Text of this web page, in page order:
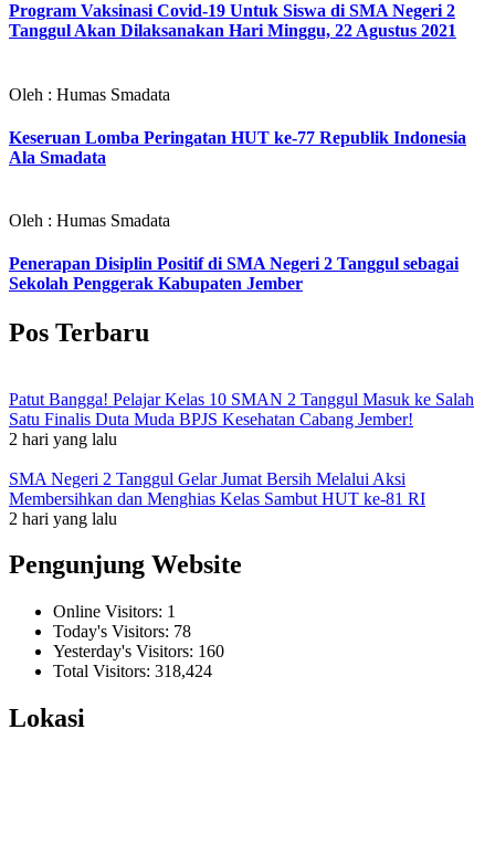
Program Vaksinasi Covid-19 Untuk Siswa di SMA Negeri 2
Tanggul Akan Dilaksanakan Hari Minggu, 22 Agustus 2021
Oleh : Humas Smadata
Keseruan Lomba Peringatan HUT ke-77 Republik Indonesia
Ala Smadata
Oleh : Humas Smadata
Penerapan Disiplin Positif di SMA Negeri 2 Tanggul sebagai
Sekolah Penggerak Kabupaten Jember
Pos Terbaru
Patut Bangga! Pelajar Kelas 10 SMAN 2 Tanggul Masuk ke Salah
Satu Finalis Duta Muda BPJS Kesehatan Cabang Jember!
2 hari yang lalu
SMA Negeri 2 Tanggul Gelar Jumat Bersih Melalui Aksi
Membersihkan dan Menghias Kelas Sambut HUT ke-81 RI
2 hari yang lalu
Pengunjung Website
Online Visitors: 1
Today's Visitors: 78
Yesterday's Visitors: 160
Total Visitors: 318,424
Lokasi